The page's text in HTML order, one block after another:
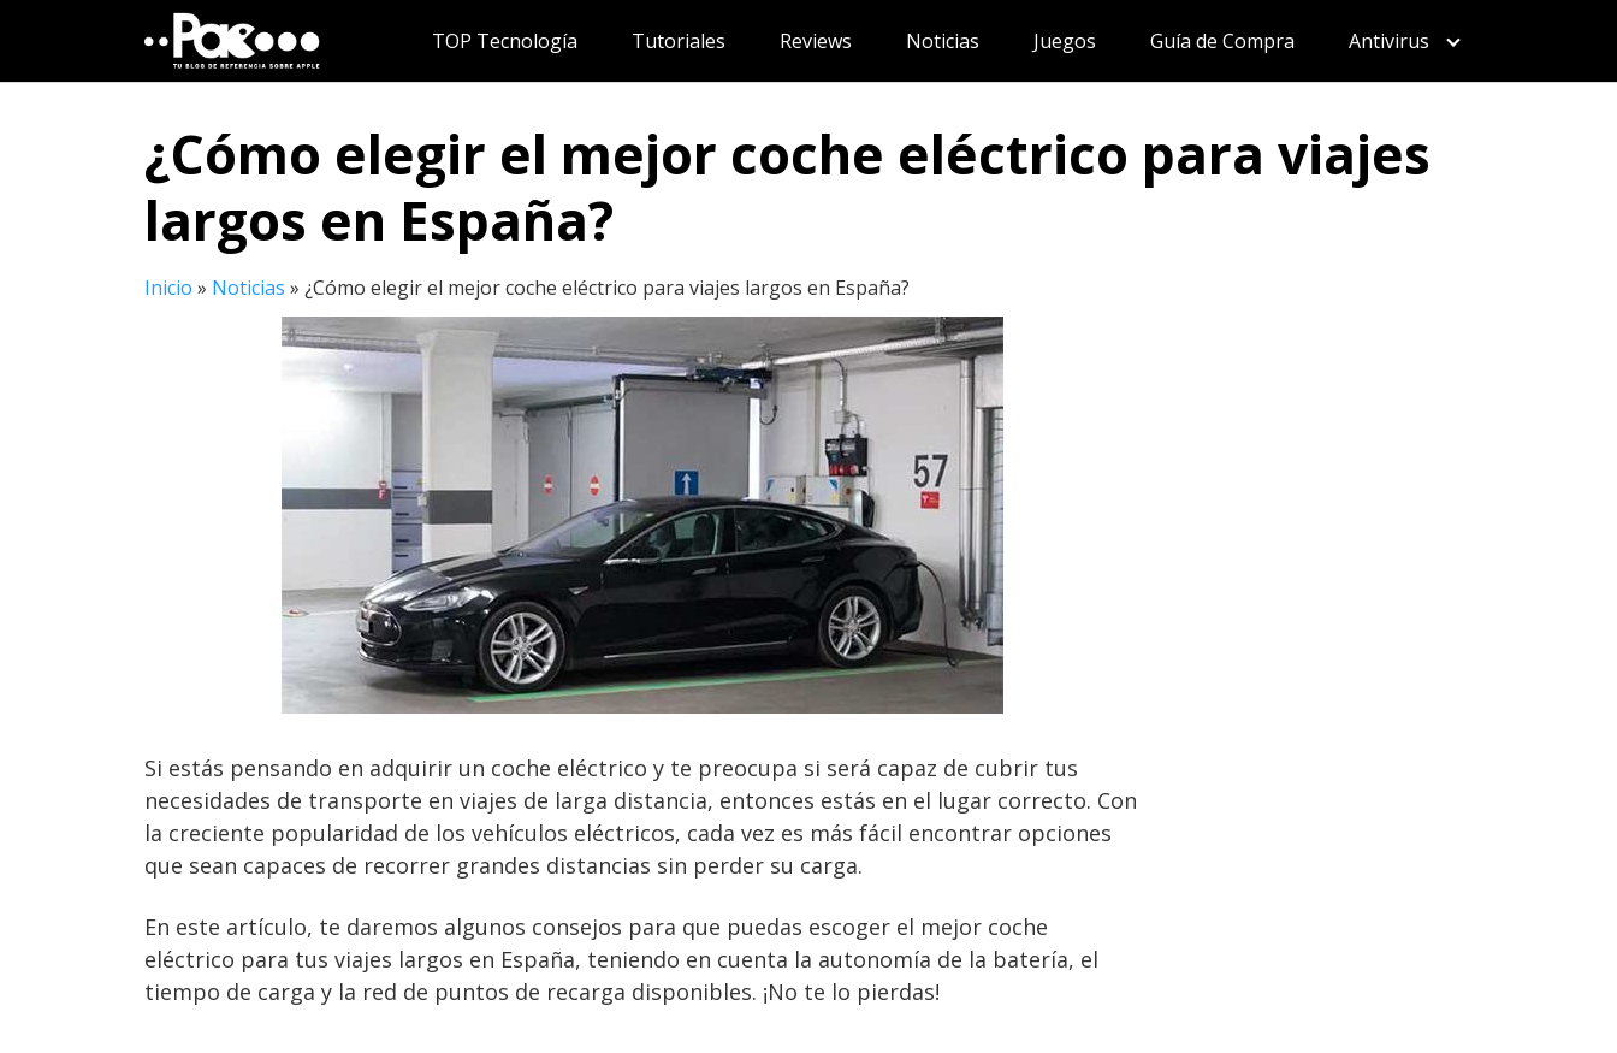
TOP Tecnología Tutoriales Reviews Noticias Juegos Guía de Compra Antivirus
¿Cómo elegir el mejor coche eléctrico para viajes
largos en España?
Inicio » Noticias » ¿Cómo elegir el mejor coche eléctrico para viajes largos en España?
Si estás pensando en adquirir un coche eléctrico y te preocupa si será capaz de cubrir tus
necesidades de transporte en viajes de larga distancia, entonces estás en el lugar correcto. Con
la creciente popularidad de los vehículos eléctricos, cada vez es más fácil encontrar opciones
que sean capaces de recorrer grandes distancias sin perder su carga.
En este artículo, te daremos algunos consejos para que puedas escoger el mejor coche
eléctrico para tus viajes largos en España, teniendo en cuenta la autonomía de la batería, el
tiempo de carga y la red de puntos de recarga disponibles. ¡No te lo pierdas!